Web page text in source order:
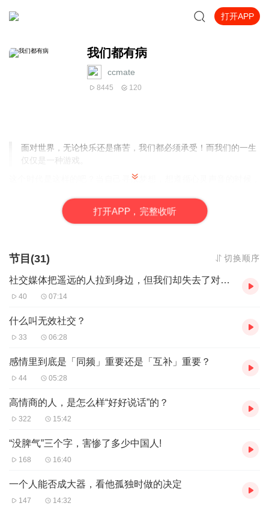
打开APP
我们都有病
ccmate
8445 120
面对世界，无论快乐还是痛苦，我们都必须承受！而我们的一生
仅仅是一种游戏。
这个时代是这样的吧？当自己寻找梦想，想遵循心灵声音的时候，
我们这个时代的人，情绪变得很多，感觉变得很少；心思变
得很复杂，行为变得单一；脑的容量变得越来越大，使用区域变得
打开APP，完整收听
节目(31) 切换顺序
社交媒体把遥远的人拉到身边，但我们却失去了对身边美好的感知
40 07:14
什么叫无效社交？
33 06:28
感情里到底是「同频」重要还是「互补」重要？
44 05:28
高情商的人，是怎么样“好好说话”的？
322 15:42
“没脾气”三个字，害惨了多少中国人!
168 16:40
一个人能否成大器，看他孤独时做的决定
147 14:32